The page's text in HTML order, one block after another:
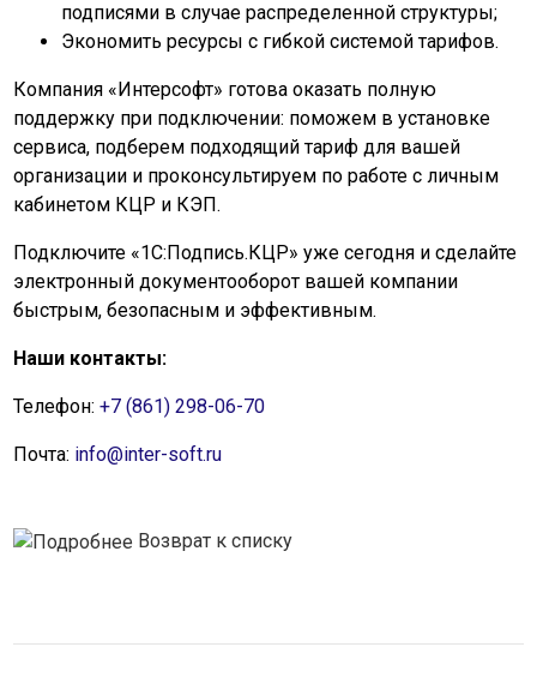
подписями в случае распределенной структуры;
Экономить ресурсы с гибкой системой тарифов.
Компания «Интерсофт» готова оказать полную
поддержку при подключении: поможем в установке
сервиса, подберем подходящий тариф для вашей
организации и проконсультируем по работе с личным
кабинетом КЦР и КЭП.
Подключите «1С:Подпись.КЦР» уже сегодня и сделайте
электронный документооборот вашей компании
быстрым, безопасным и эффективным.
Наши контакты:
Телефон:+7 (861) 298-06-70
Почта: info@inter-soft.ru
Возврат к списку